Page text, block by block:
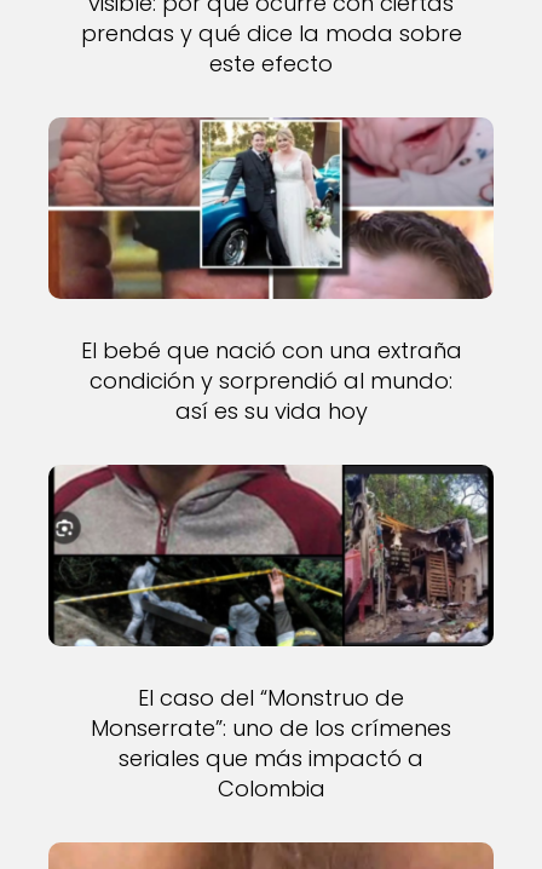
prendas y qué dice la moda sobre
este efecto
El bebé que nació con una extraña
condición y sorprendió al mundo:
así es su vida hoy
El caso del “Monstruo de
Monserrate”: uno de los crímenes
seriales que más impactó a
Colombia